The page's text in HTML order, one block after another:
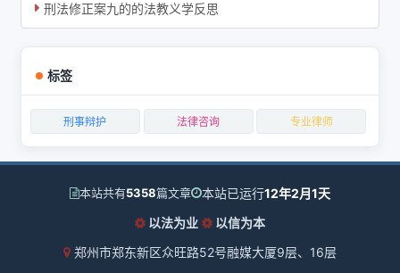
刑法修正案九的的法教义学反思
标签
刑事辩护 法律咨询 专业律师
本站共有5358篇文章 本站已运行12年2月1天
以法为业
以信为本
郑州市郑东新区众旺路52号融媒大厦9层、16层